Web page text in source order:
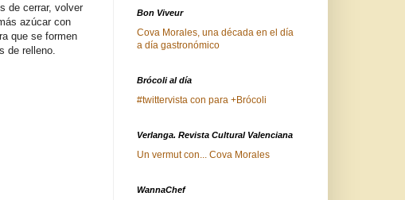
de cerrar, volver
azúcar con
que se formen
de relleno.
Bon Viveur
Cova Morales, una década en el día
a día gastronómico
Brócoli al día
#twittervista con para +Brócoli
Verlanga. Revista Cultural Valenciana
Un vermut con... Cova Morales
WannaChef